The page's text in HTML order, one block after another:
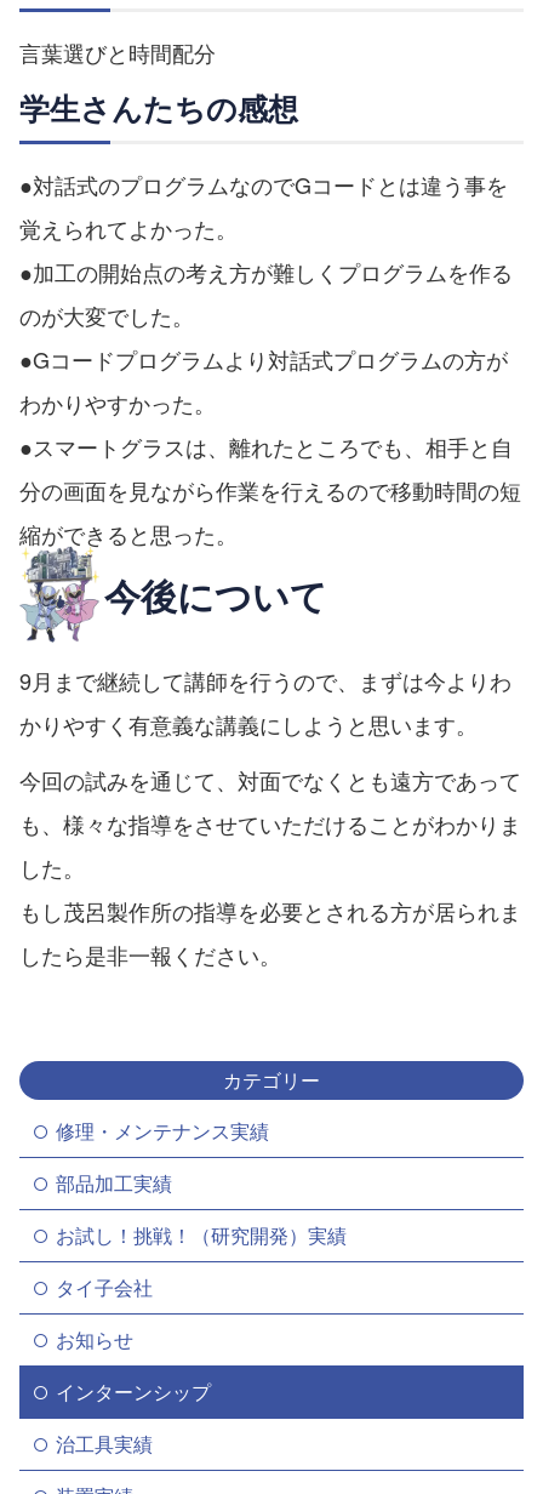
言葉選びと時間配分
学生さんたちの感想
●対話式のプログラムなのでGコードとは違う事を
覚えられてよかった。
●加工の開始点の考え方が難しくプログラムを作る
のが大変でした。
●Gコードプログラムより対話式プログラムの方が
わかりやすかった。
●スマートグラスは、離れたところでも、相手と自
分の画面を見ながら作業を行えるので移動時間の短
縮ができると思った。
今後について
9月まで継続して講師を行うので、まずは今よりわ
かりやすく有意義な講義にしようと思います。
今回の試みを通じて、対面でなくとも遠方であって
も、様々な指導をさせていただけることがわかりま
した。
もし茂呂製作所の指導を必要とされる方が居られま
したら是非一報ください。
カテゴリー
修理・メンテナンス実績
部品加工実績
お試し！挑戦！（研究開発）実績
タイ子会社
お知らせ
インターンシップ
治工具実績